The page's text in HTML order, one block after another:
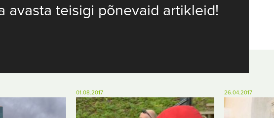
avasta teisigi põnevaid artikleid!
01.08.2017 26.04.2017